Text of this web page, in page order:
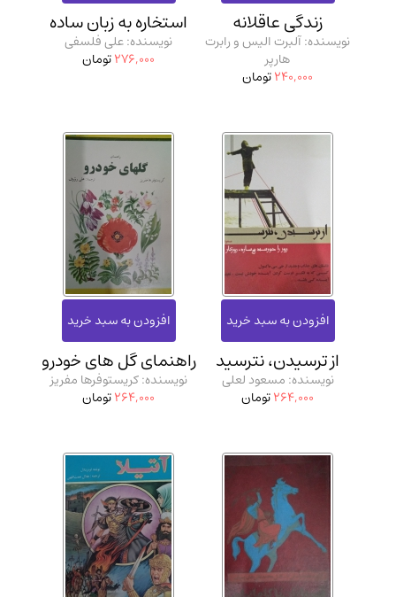
زندگی عاقلانه
نویسنده: آلبرت الیس و رابرت
هارپر
240,000تومان
استخاره به زبان ساده
نویسنده: علی فلسفی
276,000تومان
از ترسیدن، نترسید
نویسنده: مسعود لعلی
264,000تومان
راهنمای گل‌ های خودرو
نویسنده: کریستوفرها مفریز
264,000تومان